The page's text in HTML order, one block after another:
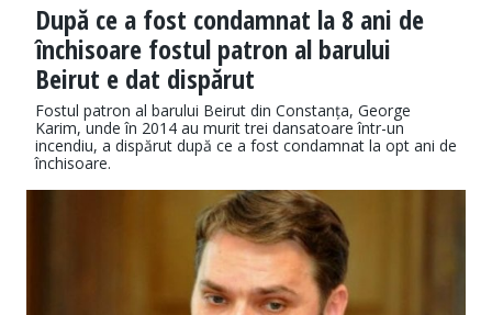
După ce a fost condamnat la 8 ani de
închisoare fostul patron al barului
Beirut e dat dispărut
Fostul patron al barului Beirut din Constanța, George
Karim, unde în 2014 au murit trei dansatoare într-un
incendiu, a dispărut după ce a fost condamnat la opt ani de
închisoare.